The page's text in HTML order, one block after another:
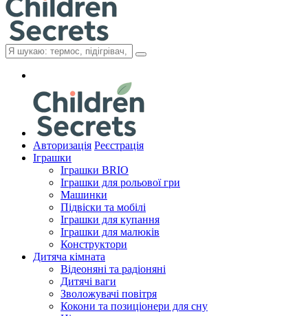
Авторизація Реєстрація
Іграшки
Іграшки BRIO
Іграшки для рольової гри
Машинки
Підвіски та мобілі
Іграшки для купання
Іграшки для малюків
Конструктори
Дитяча кімната
Відеоняні та радіоняні
Дитячі ваги
Зволожувачі повітря
Кокони та позиціонери для сну